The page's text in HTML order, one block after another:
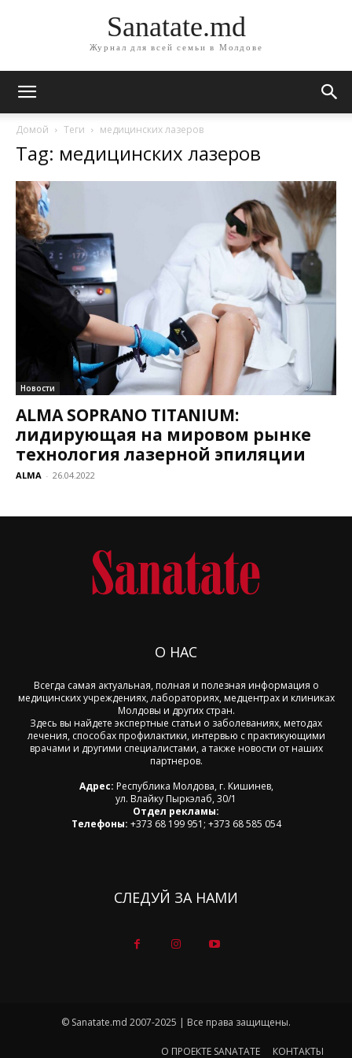
Sanatate.md
Журнал для всей семьи в Молдове
Домой Теги медицинских лазеров
Tag: медицинских лазеров
Новости
ALMA SOPRANO TITANIUM:
лидирующая на мировом рынке
технология лазерной эпиляции
ALMA - 26.04.2022
О НАС
Всегда самая актуальная, полная и полезная информация о
медицинских учреждениях, лабораториях, медцентрах и клиниках
Молдовы и других стран.
Здесь вы найдете экспертные статьи о заболеваниях, методах
лечения, способах профилактики, интервью с практикующими
врачами и другими специалистами, а также новости от наших
партнеров.
Адрес: Республика Молдова, г. Кишинев,
ул. Влайку Пыркэлаб, 30/1
Отдел рекламы:
Телефоны: +373 68 199 951; +373 68 585 054
СЛЕДУЙ ЗА НАМИ
© Sanatate.md 2007-2025 | Все права защищены.
О ПРОЕКТЕ SANATATE КОНТАКТЫ